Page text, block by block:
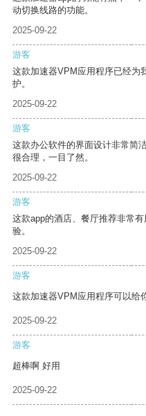
动切换线路的功能。
2025-09-22
游客
这款加速器VPM应用程序已经为
护。
2025-09-22
游客
这款办公软件的界面设计非常简
很合理，一目了然。
2025-09-22
游客
这款app的酒店、餐厅推荐非常
验。
2025-09-22
游客
这款加速器VPM应用程序可以给
2025-09-22
游客
超棒啊 好用
2025-09-22